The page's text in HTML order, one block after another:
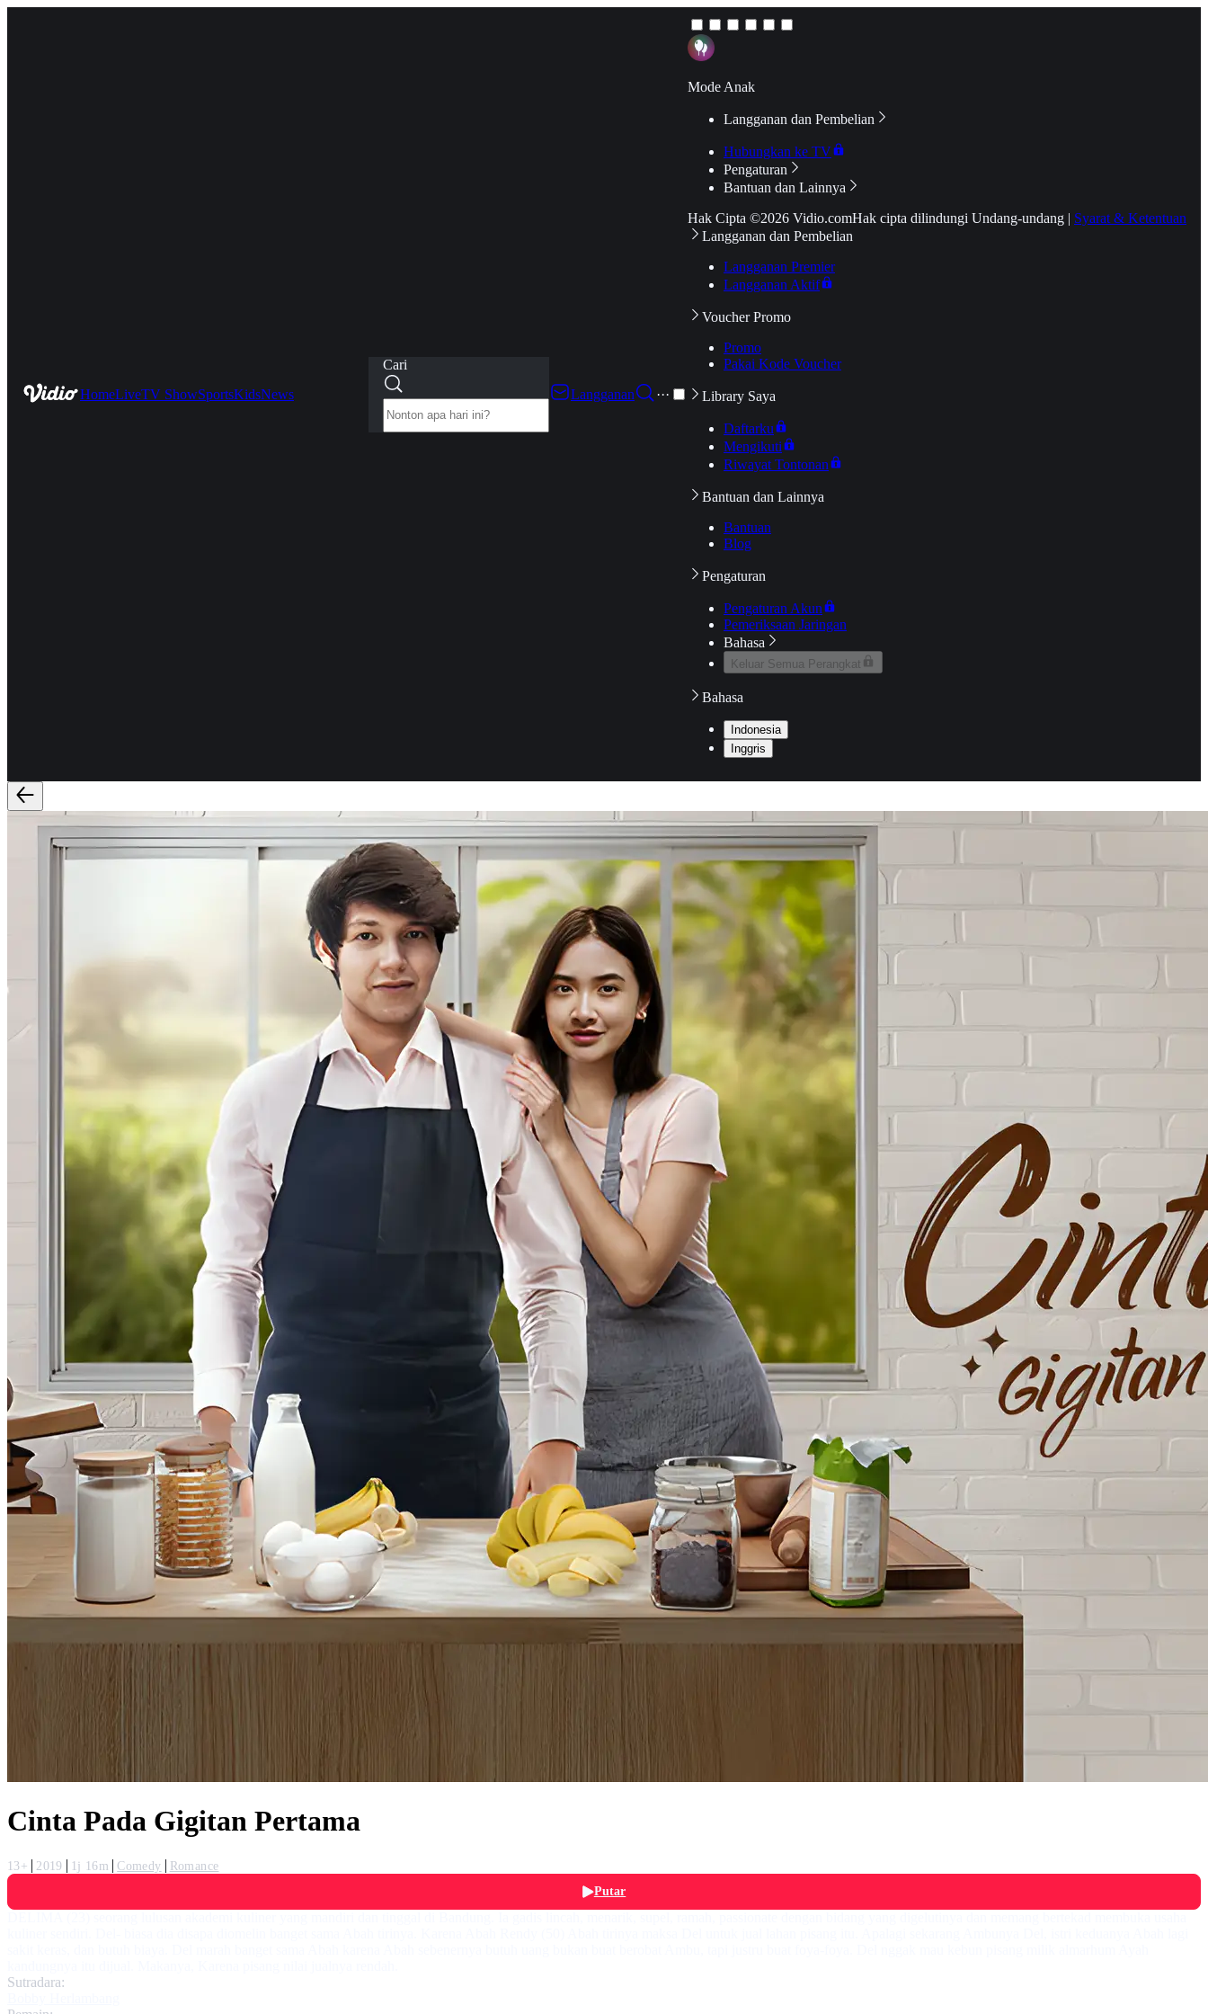
HomeLiveTV ShowSportsKidsNews
Cari
Langganan
···
Mode Anak
Langganan dan Pembelian
Hubungkan ke TV
Pengaturan
Bantuan dan Lainnya
Hak Cipta ©2026 Vidio.comHak cipta dilindungi Undang-undang | Syarat & Ketentuan
Langganan dan Pembelian
Langganan Premier
Langganan Aktif
Voucher Promo
Promo
Pakai Kode Voucher
Library Saya
Daftarku
Mengikuti
Riwayat Tontonan
Bantuan dan Lainnya
Bantuan
Blog
Pengaturan
Pengaturan Akun
Pemeriksaan Jaringan
Bahasa
Keluar Semua Perangkat
Bahasa
Indonesia
Inggris
Cinta Pada Gigitan Pertama
13+ 2019 1j 16m Comedy
Romance
Putar
Sutradara: